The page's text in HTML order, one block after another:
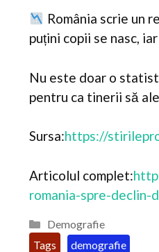
România scrie un
puțini copii se nasc,
Nu este doar o
pentru ca tinerii să
Sursa:https://
Articolul complet:
romania-spre-
Categorii
Demografie
Etichete
demografie